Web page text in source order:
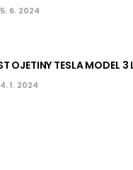
5. 6. 2024
OJETINY TESLA MODEL 3
4. 1. 2024